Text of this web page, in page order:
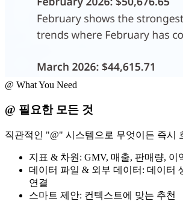
@ What You Need
@ 필요한 모든 것
직관적인 "@" 시스템으로 무엇이든 즉시
지표 & 차원: GMV, 매출, 판매량, 이
데이터 파일 & 외부 데이터: 데이터
연결
스마트 제안: 컨텍스트에 맞는 추천